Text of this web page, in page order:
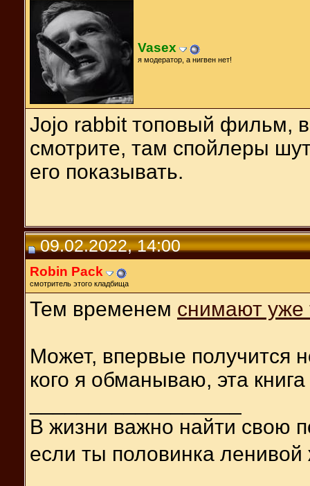
Vasex
я модератор, а нигвен нет!
Jojo rabbit топовый фильм,
смотрите, там спойлеры
его показывать.
09.02.2022, 14:00
Robin Pack
смотритель этого кладбища
Тем временем снимают уже
Может, впервые получится
кого я обманываю, эта
В жизни важно найти свою
если ты половинка